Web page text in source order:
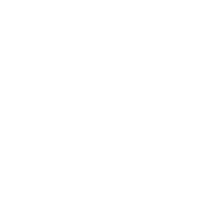
1811 Classe SC1; KIA - SFU; MB - 226.52; OPEL -
- RN 0700; RENAULT - RN 0710; RENAULT -